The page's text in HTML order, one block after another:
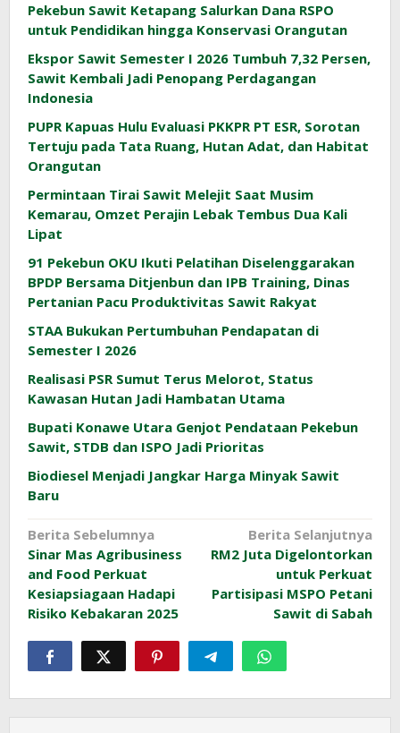
Pekebun Sawit Ketapang Salurkan Dana RSPO
untuk Pendidikan hingga Konservasi Orangutan
Ekspor Sawit Semester I 2026 Tumbuh 7,32 Persen,
Sawit Kembali Jadi Penopang Perdagangan
Indonesia
PUPR Kapuas Hulu Evaluasi PKKPR PT ESR, Sorotan
Tertuju pada Tata Ruang, Hutan Adat, dan Habitat
Orangutan
Permintaan Tirai Sawit Melejit Saat Musim
Kemarau, Omzet Perajin Lebak Tembus Dua Kali
Lipat
91 Pekebun OKU Ikuti Pelatihan Diselenggarakan
BPDP Bersama Ditjenbun dan IPB Training, Dinas
Pertanian Pacu Produktivitas Sawit Rakyat
STAA Bukukan Pertumbuhan Pendapatan di
Semester I 2026
Realisasi PSR Sumut Terus Melorot, Status
Kawasan Hutan Jadi Hambatan Utama
Bupati Konawe Utara Genjot Pendataan Pekebun
Sawit, STDB dan ISPO Jadi Prioritas
Biodiesel Menjadi Jangkar Harga Minyak Sawit
Baru
Navigasi
pos
Berita Sebelumnya
Sinar Mas Agribusiness
and Food Perkuat
Kesiapsiagaan Hadapi
Risiko Kebakaran 2025
Berita Selanjutnya
RM2 Juta Digelontorkan
untuk Perkuat
Partisipasi MSPO Petani
Sawit di Sabah